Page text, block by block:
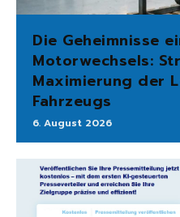
Die Geheimnisse
Motorwechsels:
Maximierung der
Fahrzeugs
6. August 2026